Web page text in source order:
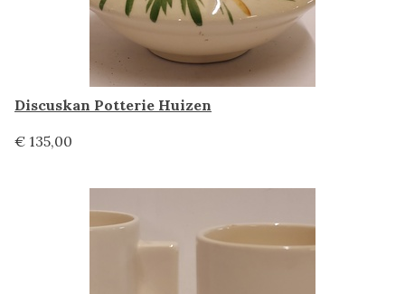
Discuskan Potterie Huizen
€ 135,00